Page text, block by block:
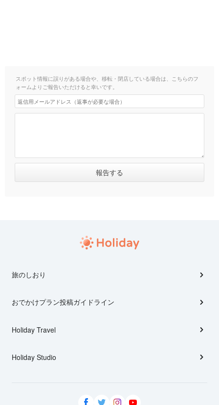
スポット情報に誤りがある場合や、移転・閉店している場合は、こちらのフ
ォームよりご報告いただけると幸いです。
旅のしおり
おでかけプラン投稿ガイドライン
Holiday Travel
Holiday Studio